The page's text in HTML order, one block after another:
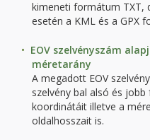
kimeneti formátum TXT,
esetén a KML és a GPX
EOV szelvényszám
méretarány
A megadott EOV
szelvény bal alsó és
koordinátáit illetve a
oldalhosszait is.